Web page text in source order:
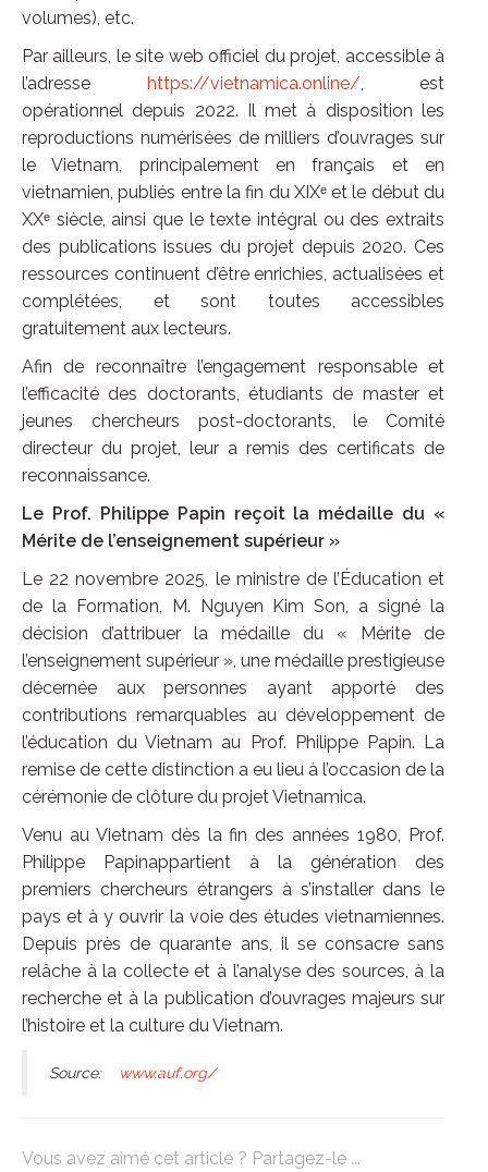
volumes), etc.
Par ailleurs, le site web officiel du projet, accessible à
l’adresse
https://vietnamica.online/, est
opérationnel depuis 2022. Il met à disposition les
reproductions numérisées de milliers d’ouvrages sur
le Vietnam, principalement en français et en
vietnamien, publiés entre la fin du XIXᵉ et le début du
XXᵉ siècle, ainsi que le texte intégral ou des extraits
des publications issues du projet depuis 2020. Ces
ressources continuent d’être enrichies, actualisées et
complétées, et sont toutes accessibles
gratuitement aux lecteurs.
Afin de reconnaître l’engagement responsable et
l’efficacité des doctorants, étudiants de master et
jeunes chercheurs post-doctorants, le Comité
directeur du projet, leur a remis des certificats de
reconnaissance.
Le Prof. Philippe Papin reçoit la médaille du «
Mérite de l’enseignement supérieur »
Le 22 novembre 2025, le ministre de l’Éducation et
de la Formation, M. Nguyen Kim Son, a signé la
décision d’attribuer la médaille du « Mérite de
l’enseignement supérieur », une médaille prestigieuse
décernée aux personnes ayant apporté des
contributions remarquables au développement de
l’éducation du Vietnam au Prof. Philippe Papin. La
remise de cette distinction a eu lieu à l’occasion de la
cérémonie de clôture du projet Vietnamica.
Venu au Vietnam dès la fin des années 1980, Prof.
Philippe Papinappartient à la génération des
premiers chercheurs étrangers à s’installer dans le
pays et à y ouvrir la voie des études vietnamiennes.
Depuis près de quarante ans, il se consacre sans
relâche à la collecte et à l’analyse des sources, à la
recherche et à la publication d’ouvrages majeurs sur
l’histoire et la culture du Vietnam.
Source: www.auf.org/
Vous avez aimé cet article ? Partagez-le ...